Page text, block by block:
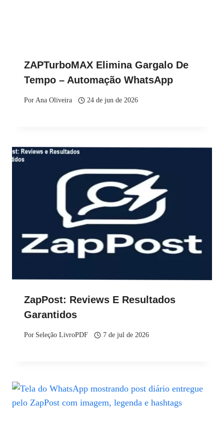
ZAPTurboMAX Elimina Gargalo De
Tempo – Automação WhatsApp
PorAna Oliveira 24 de jun de 2026
ZapPost: Reviews E Resultados
Garantidos
Por Seleção LivroPDF 7 de jul de 2026